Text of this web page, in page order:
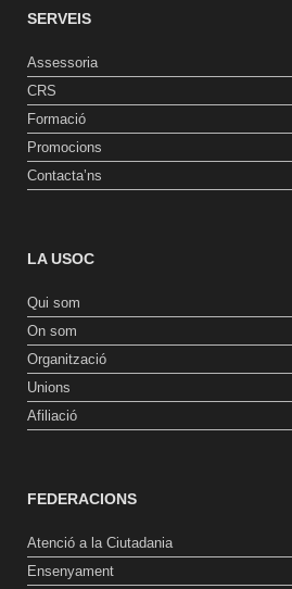
SERVEIS
Assessoria
CRS
Formació
Promocions
Contacta’ns
LA USOC
Qui som
On som
Organització
Unions
Afiliació
FEDERACIONS
Atenció a la Ciutadania
Ensenyament